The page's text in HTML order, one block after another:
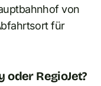
von
für
oder RegioJet?